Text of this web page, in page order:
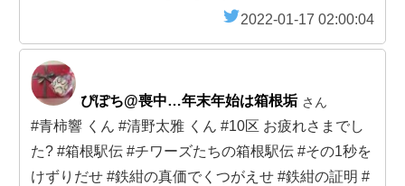
2022-01-17 02:00:04
ぴぽち@喪中…年末年始は箱根垢 さん
#青柿響 くん #清野太雅 くん #10区 お疲れさまでし
た? #箱根駅伝 #チワーズたちの箱根駅伝 #その1秒を
けずりだせ #鉄紺の真価でくつがえせ #鉄紺の証明 #